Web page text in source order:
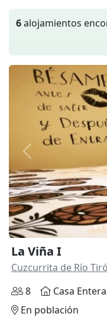
6alojamientos
Anterior
La Viña I
Cuzcurrita de Río
8
Casa Entera
En población